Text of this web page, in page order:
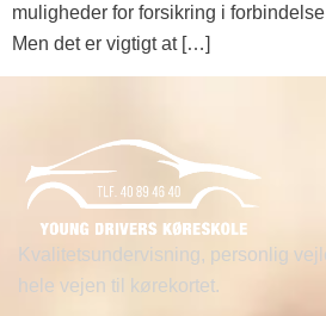
muligheder for forsikring i
Men det er vigtigt at […]
Kvalitetsundervisning, personlig
hele vejen til kørekortet.